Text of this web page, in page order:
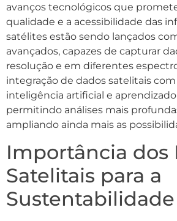
avanços tecnológicos que
qualidade e a acessibilidade das
satélites estão sendo lançados
avançados, capazes de capturar
resolução e em diferentes
integração de dados satelitais
inteligência artificial e
permitindo análises mais
ampliando ainda mais as
Importância dos
Satelitais para a
Sustentabilidade